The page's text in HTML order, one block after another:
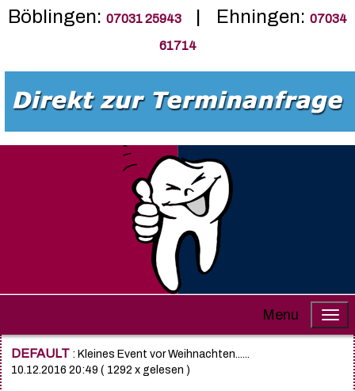
Böblingen: 07031 25943 | Ehningen: 07034
61714
Menu
DEFAULT: Kleines Event vor Weihnachten......
10.12.2016 20:49 ( 1292 x gelesen )